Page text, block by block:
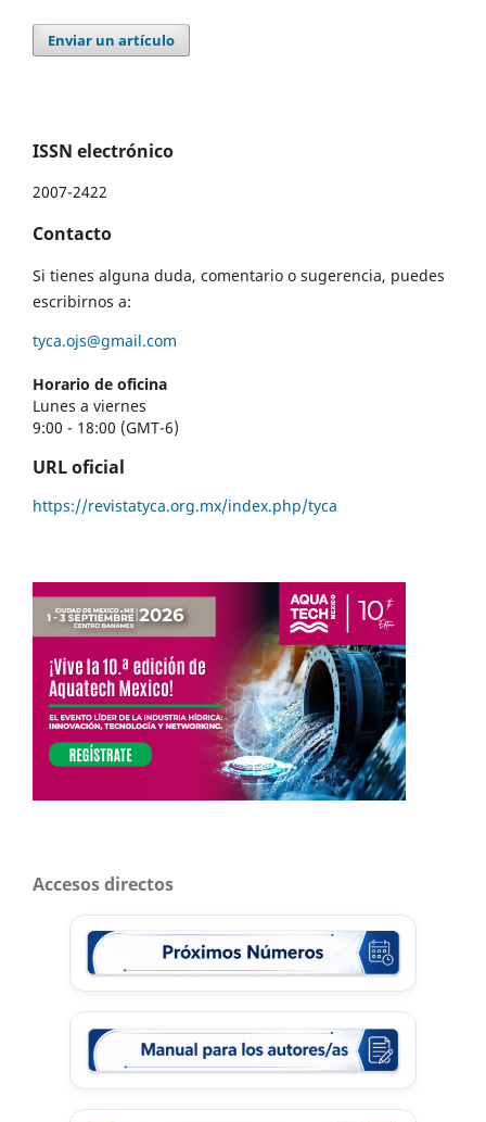
Enviar un artículo
ISSN electrónico
2007-2422
Contacto
Si tienes alguna duda, comentario o sugerencia, puedes
escribirnos a:
tyca.ojs@gmail.com
Horario de oficina
Lunes a viernes
9:00 - 18:00 (GMT-6)
URL oficial
https://revistatyca.org.mx/index.php/tyca
Accesos directos